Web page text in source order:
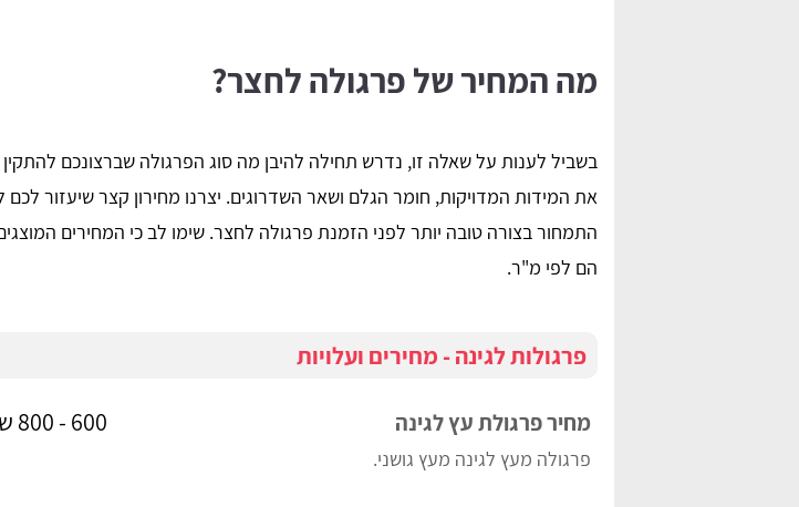
מה המחיר של פרגולה לחצר?
בשביל לענות על שאלה זו, נדרש תחילה להיבן מה סוג הפרגולה שברצונכם להתקין
את המידות המדויקות, חומר הגלם ושאר השדרוגים. יצרנו מחירון קצר שיעזור לכם
התמחור בצורה טובה יותר לפני הזמנת פרגולה לחצר. שימו לב כי המחירים
הם לפי מ"ר.
פרגולות לגינה - מחירים ועלויות
מחיר פרגולת עץ לגינה
פרגולה מעץ לגינה מעץ גושני.
600 - 800 ש"ח למ"ר